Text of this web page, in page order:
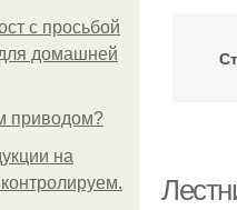
с просьбой
домашней
приводом?
на